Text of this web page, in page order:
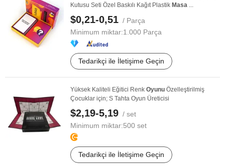
Kutusu Seti Özel Baskılı Kağıt Plastik Masa ...
$0,21-0,51 / Parça
Minimum miktar:1.000 Parça
Tedarikçi ile İletişime Geçin
Yüksek Kaliteli Eğitici Renk Oyunu Özelleştirilmiş
Çocuklar için; S Tahta Oyun Üreticisi
$2,19-5,19 / set
Minimum miktar:500 set
Tedarikçi ile İletişime Geçin